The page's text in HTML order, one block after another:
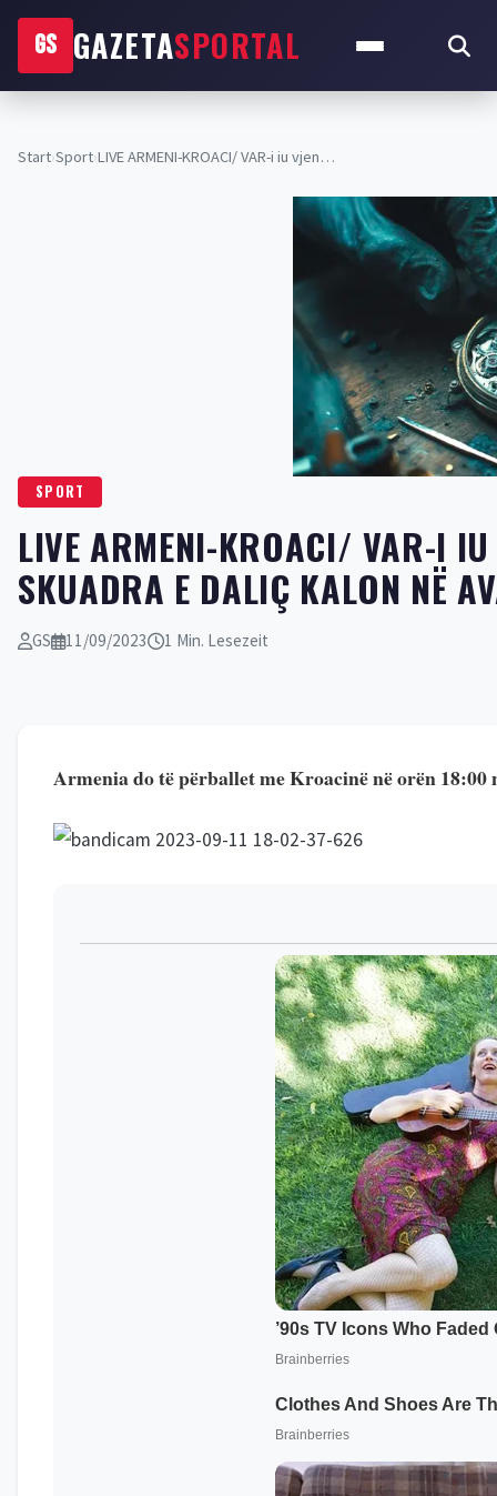
GS GAZETASPORTAL
Start›Sport›LIVE ARMENI-KROACI/ VAR-i iu vjen…
SPORT
LIVE ARMENI-KROACI/ VAR-I IU
SKUADRA E DALIÇ KALON NË
GS 11/09/2023 1 Min. Lesezeit
Armenia do të përballet me Kroacinë në orën